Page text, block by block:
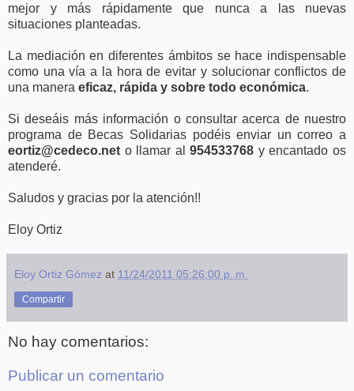
mejor y más rápidamente que nunca a las nuevas
situaciones planteadas.
La mediación en diferentes ámbitos se hace indispensable
como una vía a la hora de evitar y solucionar conflictos de
una manera eficaz, rápida y sobre todo económica.
Si deseáis más información o consultar acerca de nuestro
programa de Becas Solidarias podéis enviar un correo a
eortiz@cedeco.net o llamar al954533768 y encantado os
atenderé.
Saludos y gracias por la atención!!
Eloy Ortiz
Eloy Ortiz Gómez at 11/24/2011 05:26:00 p. m.
Compartir
No hay comentarios:
Publicar un comentario